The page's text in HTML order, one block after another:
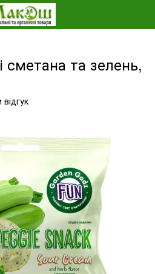
сметана та зелень,